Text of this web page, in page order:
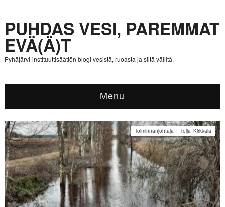
PUHDAS VESI, PAREMMAT
EVÄ(Ä)T
Pyhäjärvi-instituuttisäätiön blogi vesistä, ruoasta ja siltä väliltä.
Menu
Toiminnanjohtaja | Teija Kirkkala